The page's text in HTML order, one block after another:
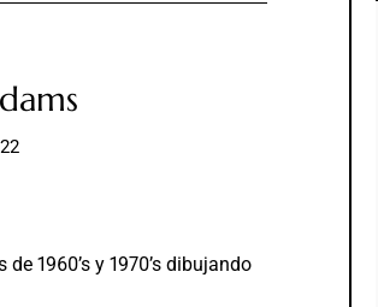
1960’s y 1970’s dibujando